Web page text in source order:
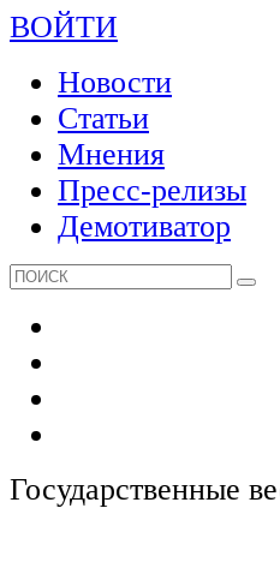
ВОЙТИ
Новости
Статьи
Мнения
Пресс-релизы
Демотиватор
Государственные